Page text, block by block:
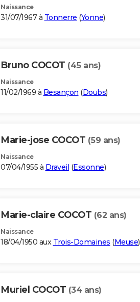
Naissance
31/07/1967 à Tonnerre (Yonne)
Bruno COCOT (45 ans)
Naissance
11/02/1969 à Besançon (Doubs)
Marie-jose COCOT (59 ans)
Naissance
07/04/1955 à Draveil (Essonne)
Marie-claire COCOT (62 ans)
Naissance
18/04/1950 aux Trois-Domaines (Meuse)
Muriel COCOT (34 ans)